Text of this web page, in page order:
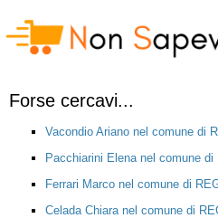
Forse cercavi...
Vacondio Ariano nel comune di
Pacchiarini Elena nel comune
Ferrari Marco nel comune di
Celada Chiara nel comune di